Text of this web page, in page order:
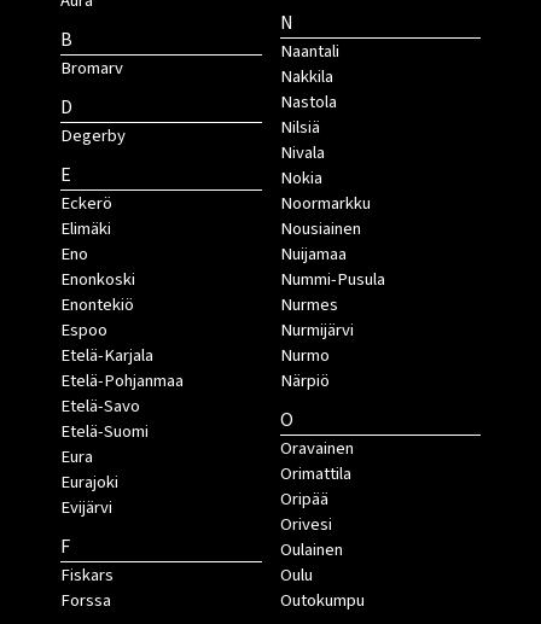
B
Bromarv
D
Degerby
E
Eckerö
Elimäki
Eno
Enonkoski
Enontekiö
Espoo
Etelä-Karjala
Etelä-Pohjanmaa
Etelä-Savo
Etelä-Suomi
Eura
Eurajoki
Evijärvi
F
Fiskars
Forssa
N
Naantali
Nakkila
Nastola
Nilsiä
Nivala
Nokia
Noormarkku
Nousiainen
Nuijamaa
Nummi-Pusula
Nurmes
Nurmijärvi
Nurmo
Närpiö
O
Oravainen
Orimattila
Oripää
Orivesi
Oulainen
Oulu
Outokumpu